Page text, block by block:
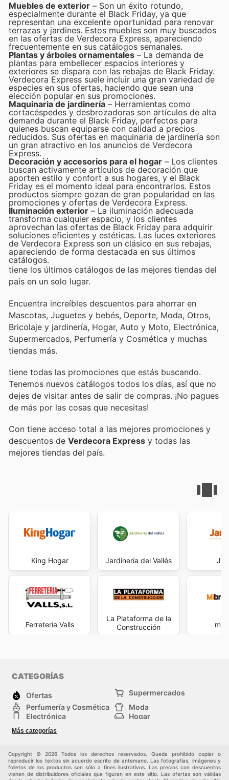
Muebles de exterior – Son un éxito rotundo,
especialmente durante el Black Friday, ya que
representan una excelente oportunidad para renovar
terrazas y jardines. Estos muebles son muy buscados
en las ofertas de Verdecora Express, apareciendo
frecuentemente en sus catálogos semanales.
Plantas y árboles ornamentales – La demanda de
plantas para embellecer espacios interiores y
exteriores se dispara con las rebajas de Black Friday.
Verdecora Express suele incluir una gran variedad de
especies en sus ofertas, haciendo que sean una
elección popular en sus promociones.
Maquinaria de jardinería – Herramientas como
cortacéspedes y desbrozadoras son artículos de alta
demanda durante el Black Friday, perfectos para
quienes buscan equiparse con calidad a precios
reducidos. Sus ofertas en maquinaria de jardinería son
un gran atractivo en los anuncios de Verdecora
Express.
Decoración y accesorios para el hogar – Los clientes
buscan activamente artículos de decoración que
aporten estilo y confort a sus hogares, y el Black
Friday es el momento ideal para encontrarlos. Estos
productos siempre gozan de gran popularidad en las
promociones y ofertas de Verdecora Express.
Iluminación exterior – La iluminación adecuada
transforma cualquier espacio, y los clientes
aprovechan las ofertas de Black Friday para adquirir
soluciones eficientes y estéticas. Las luces exteriores
de Verdecora Express son un clásico en sus rebajas,
apareciendo de forma destacada en sus últimos
catálogos.
tiene los últimos catálogos de las mejores tiendas del
país en un solo lugar.
Encuentra increíbles descuentos para ahorrar en
Mascotas, Juguetes y bebés, Deporte, Moda, Otros,
Bricolaje y jardinería, Hogar, Auto y Moto, Electrónica,
Supermercados, Perfumería y Cosmética y muchas
tiendas más.
tiene todas las promociones que estás buscando.
Tenemos nuevos catálogos todos los días, así que no
dejes de visitar antes de salir de compras. ¡No pagues
de más por las cosas que necesitas!
Con tiene acceso total a las mejores promociones y
descuentos de Verdecora Express y todas las
mejores tiendas del país.
King Hogar
Ferretería Valls
Jardinería del Vallés
La Plataforma de la
Construcción
CATEGORÍAS
Ofertas
Supermercados
Perfumería y Cosmética
Moda
Electrónica
Hogar
Deporte
Juguetes y bebés
Más categorías
Copyright © 2026 Todos los derechos reservados. Queda prohibido copiar o
reproducir los textos sin acuerdo escrito de antemano. Las fotografías, imágenes y
folletos de los productos son sólo a fines ilustrativos. Las precios con descuentos
vienen de distribuidores oficiales que figuran en este sitio. Las ofertas son válidas